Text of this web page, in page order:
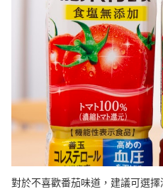
對於不喜歡番茄味道，建議可選